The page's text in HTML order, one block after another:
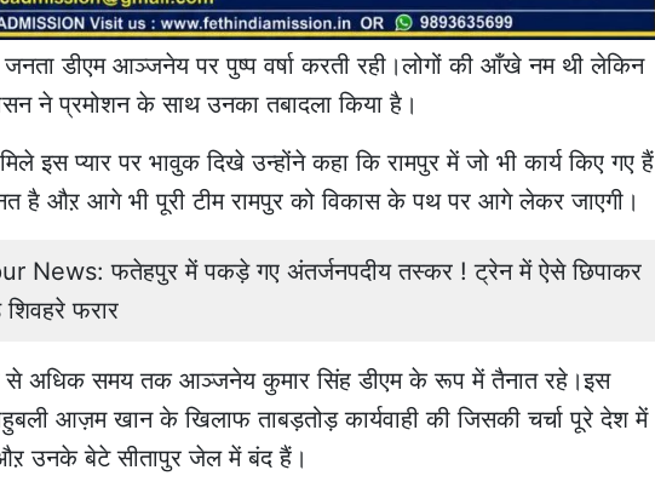
डीएम आञ्जनेय पर पुष्प वर्षा करती रही।लोगों की आँखे नम थी लेकिन
ने प्रमोशन के साथ उनका तबादला किया है।
इस प्यार पर भावुक दिखे उन्होंने कहा कि रामपुर में जो भी कार्य किए गए हैं
है औऱ आगे भी पूरी टीम रामपुर को विकास के पथ पर आगे लेकर जाएगी।
News: फतेहपुर में पकड़े गए अंतर्जनपदीय तस्कर ! ट्रेन में ऐसे छिपाकर
शिवहरे फरार
से अधिक समय तक आञ्जनेय कुमार सिंह डीएम के रूप में तैनात रहे।इस
आज़म खान के खिलाफ ताबड़तोड़ कार्यवाही की जिसकी चर्चा पूरे देश में
उनके बेटे सीतापुर जेल में बंद हैं।